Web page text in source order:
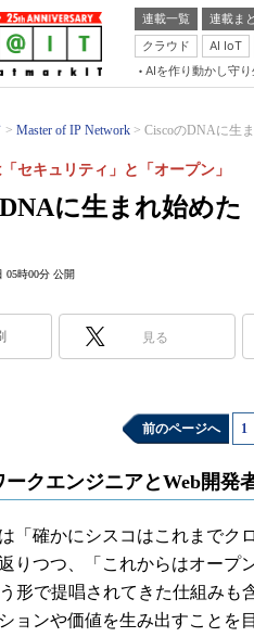
連載一覧 連載ま
クラウド
AI IoT
AIを作り動かし守
Master of IP Network CiscoのDNAに生
に生まれ始め
セキュリティ」と「オープン」
05時00分 公開
見る
前のページへ 1
ークエンジニアとWeb開発
「確かにシスコはこれまでク
りつつ、「これからはオープ
形で提唱されてきた仕組みも
ョンや価値を生み出すことを